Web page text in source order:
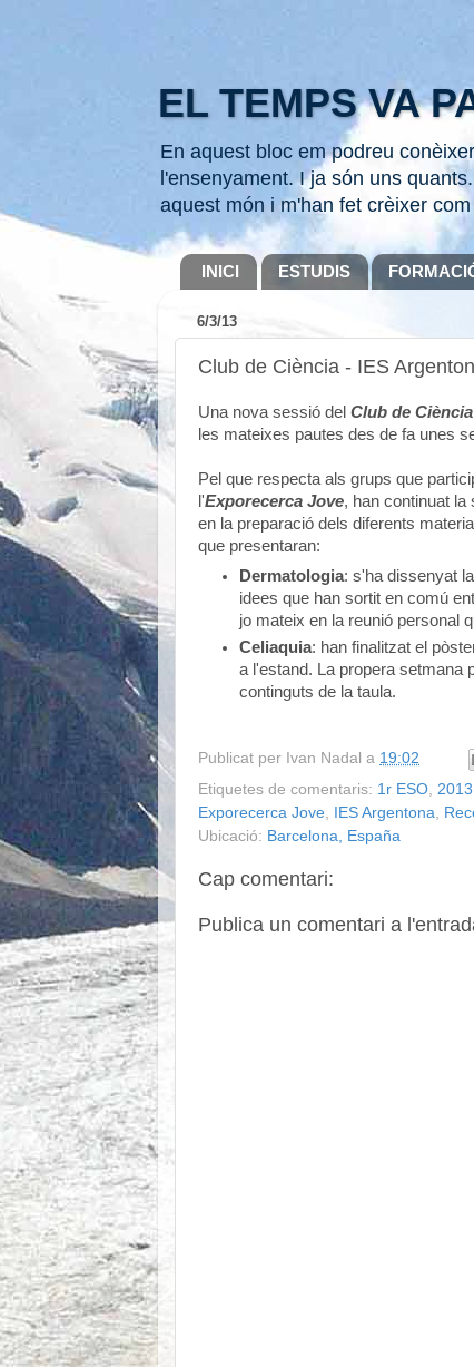
EL TEMPS VA
En aquest bloc em podreu
l'ensenyament. I ja són uns
aquest món i m'han fet crèixer
INICI ESTUDIS
6/3/13
Club de Ciència - IES
Una nova sessió del Club de Ciència
les mateixes pautes des de fa unes
Pel que respecta als grups que
l'Exporecerca Jove, han continuat la
en la preparació dels diferents
que presentaran:
Dermatologia: s'ha dissenyat
idees que han sortit en comú
jo mateix en la reunió personal
Celiaquia: han finalitzat el
a l'estand. La propera setmana
continguts de la taula.
Publicat per Ivan Nadal a 19:02
Etiquetes de comentaris: 1r ESO, 2013
Exporecerca Jove, IES Argentona,
Ubicació: Barcelona, España
Cap comentari:
Publica un comentari a